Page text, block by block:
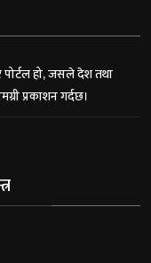
पोर्टल हो, जसले देश तथा
प्रकाशन गर्दछ।